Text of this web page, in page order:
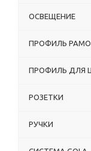
ОСВЕЩЕНИЕ
ПРОФИЛЬ
ПРОФИЛЬ ДЛЯ
РОЗЕТКИ
РУЧКИ